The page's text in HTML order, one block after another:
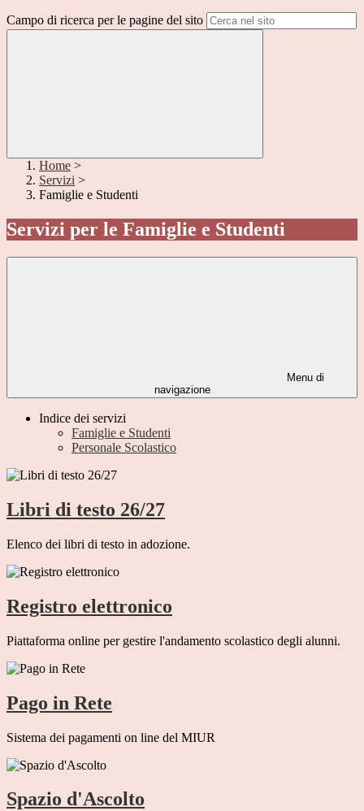
Campo di ricerca per le pagine del sito
Home >
Servizi >
Famiglie e Studenti
Servizi per le Famiglie e Studenti
Menu di
navigazione
Indice dei servizi
Famiglie e Studenti
Personale Scolastico
Libri di testo 26/27
Elenco dei libri di testo in adozione.
Registro elettronico
Piattaforma online per gestire l'andamento scolastico degli alunni.
Pago in Rete
Sistema dei pagamenti on line del MIUR
Spazio d'Ascolto